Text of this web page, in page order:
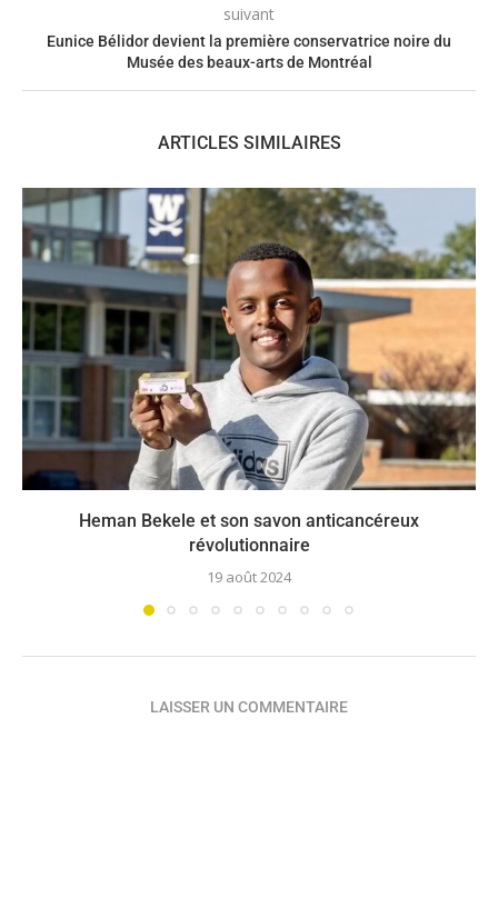
suivant
Eunice Bélidor devient la première conservatrice noire du
Musée des beaux-arts de Montréal
ARTICLES SIMILAIRES
Heman Bekele et son savon anticancéreux
révolutionnaire
19 août 2024
LAISSER UN COMMENTAIRE